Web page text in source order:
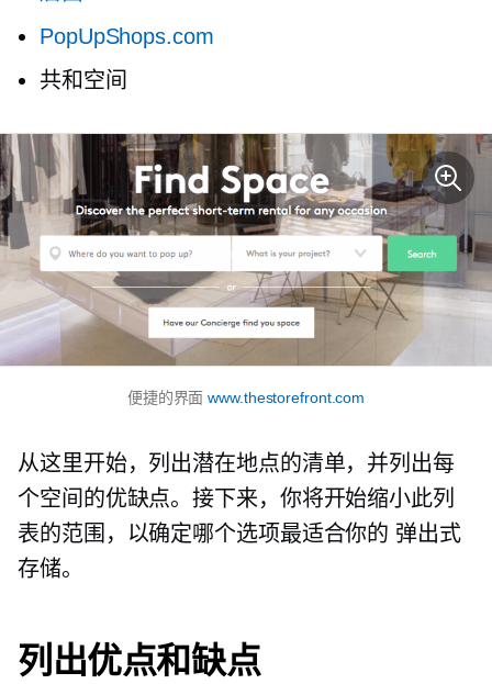
PopUpShops.com
共和空间
便捷的界面www.thestorefront.com
从这里开始，列出潜在地点的清单，并列出每
个空间的优缺点。接下来，你将开始缩小此列
表的范围，以确定哪个选项最适合你的 弹出式
存储。
列出优点和缺点